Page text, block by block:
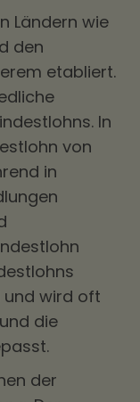
Ländern wie
den
etabliert.
In
von
in
und wird oft
die
der